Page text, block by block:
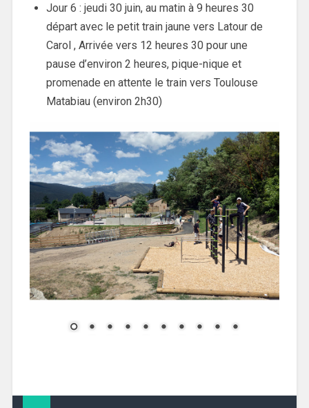
Jour 6 : jeudi 30 juin, au matin à 9 heures 30
départ avec le petit train jaune vers Latour de
Carol , Arrivée vers 12 heures 30 pour une
pause d’environ 2 heures, pique-nique et
promenade en attente le train vers Toulouse
Matabiau (environ 2h30)